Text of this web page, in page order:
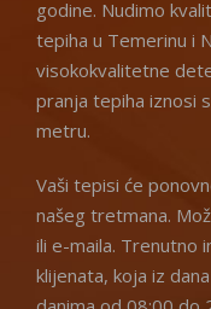
godine. Nudimo
tepiha u Temerinu i
visokokvalitetne
pranja tepiha iznosi
metru.
Vaši tepisi će
našeg tretmana.
ili e-maila. Trenutno
klijenata, koja iz